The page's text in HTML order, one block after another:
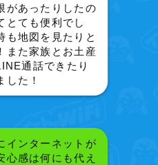
があったりしたの
とても便利でし
も地図を見たりと
また家族とお土産
通話できたり
した！
インターネットが
心感は何にも代え